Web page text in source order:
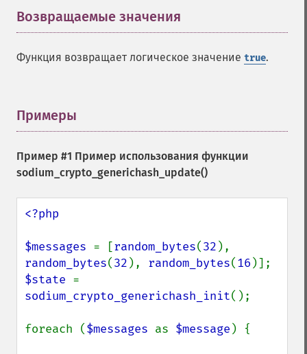
Возвращаемые значения
Функция возвращает логическое значение true.
Примеры
Пример #1 Пример использования функции
sodium_crypto_generichash_update()
<?php
$messages = [random_bytes(32
random_bytes(32 ), random_bytes(16
$state
sodium_crypto_generichash_init();
foreach ($messages as $message ) {